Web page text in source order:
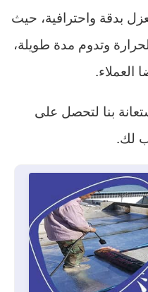
بدقة واحترافية، حيث
وتدوم مدة طويلة،
العملاء.
بنا لتحصل على
لك.